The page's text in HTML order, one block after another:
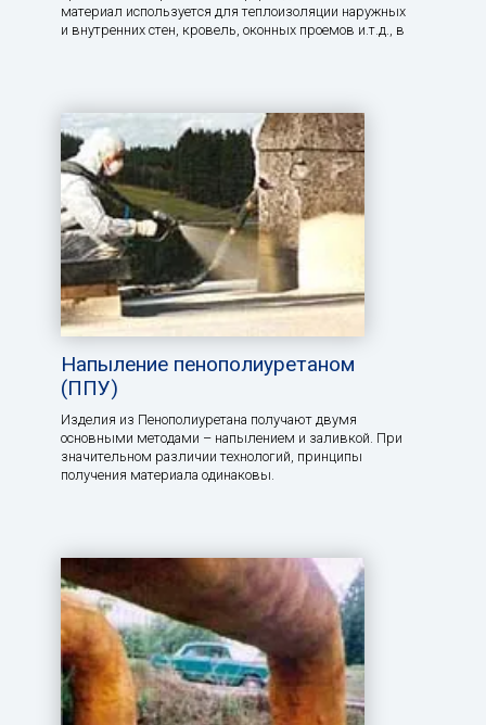
материал используется для теплоизоляции наружных
и внутренних стен, кровель, оконных проемов и.т.д., в
Напыление пенополиуретаном
(ППУ)
Изделия из Пенополиуретана получают двумя
основными методами – напылением и заливкой. При
значительном различии технологий, принципы
получения материала одинаковы.